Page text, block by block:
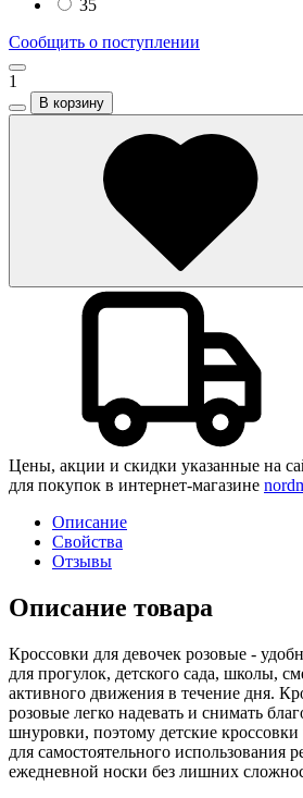
35
Сообщить о поступлении
1
В корзину
Цены, акции и скидки указанные на
для покупок в интернет-магазине
Описание
Свойства
Отзывы
Описание товара
Кроссовки для девочек розовые -
для прогулок, детского сада, школы,
активного движения в течение дня.
розовые легко надевать и снимать
шнуровки, поэтому детские
для самостоятельного использования
ежедневной носки без лишних